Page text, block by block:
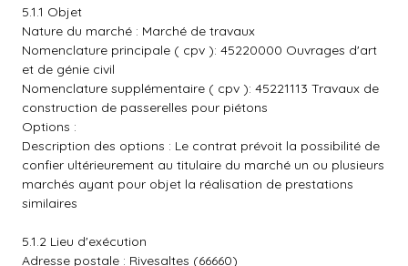
5.1.1 Objet
Nature du marché : Marché de travaux
Nomenclature principale ( cpv ): 45220000 Ouvrages d'art
et de génie civil
Nomenclature supplémentaire ( cpv ): 45221113 Travaux de
construction de passerelles pour piétons
Options :
Description des options : Le contrat prévoit la possibilité de
confier ultérieurement au titulaire du marché un ou plusieurs
marchés ayant pour objet la réalisation de prestations
similaires
5.1.2 Lieu d'exécution
Adresse postale : Rivesaltes (66660)